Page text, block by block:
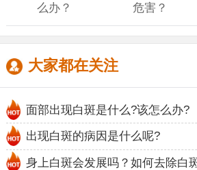
么办？
危害？
大家都在关注
面部出现白斑是什么?该怎么办?
出现白斑的病因是什么呢?
身上白斑会发展吗？如何去除白